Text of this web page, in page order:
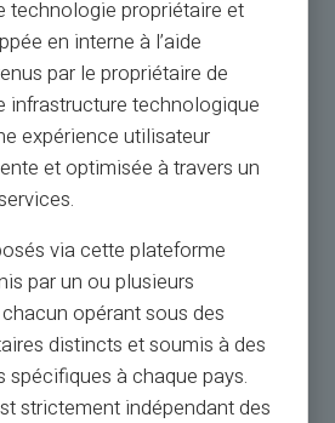
a crypto wallet available to its
will not be connected to Veritas
or prepaid card type). To use
have to sell your cryptos for euros.
the Veritas cryptowallet,
the form.
I pre-register
technologie propriétaire et
en interne à l’aide
par le propriétaire de
infrastructure technologique
expérience utilisateur
et optimisée à travers un
via cette plateforme
par un ou plusieurs
opérant sous des
distincts et soumis à des
spécifiques à chaque pays.
strictement indépendant des